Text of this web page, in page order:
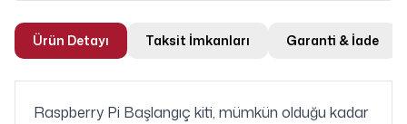
Ürün Detayı Taksit İmkanları Garanti & İade
Raspberry Pi Başlangıç kiti, mümkün olduğu kadar